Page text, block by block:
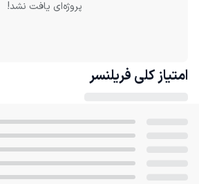
پروژه‌ای یافت نشد!
امتیاز کلی فریلنسر